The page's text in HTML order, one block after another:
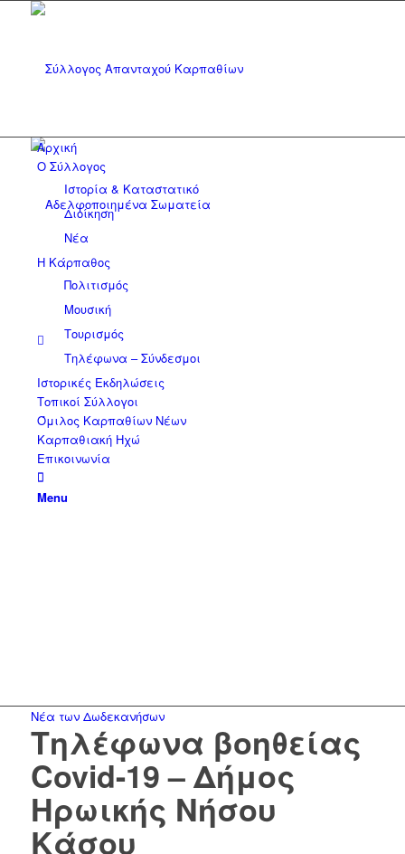
Αρχική
Ο Σύλλογος
Ιστορία & Καταστατικό
Διοίκηση
Νέα
Η Κάρπαθος
Πολιτισμός
Μουσική
Τουρισμός
Τηλέφωνα – Σύνδεσμοι
Ιστορικές Εκδηλώσεις
Τοπικοί Σύλλογοι
Όμιλος Καρπαθίων Νέων
Καρπαθιακή Ηχώ
Επικοινωνία
Menu
Νέα των Δωδεκανήσων
Τηλέφωνα βοηθείας
Covid-19 – Δήμος
Ηρωικής Νήσου
Κάσου